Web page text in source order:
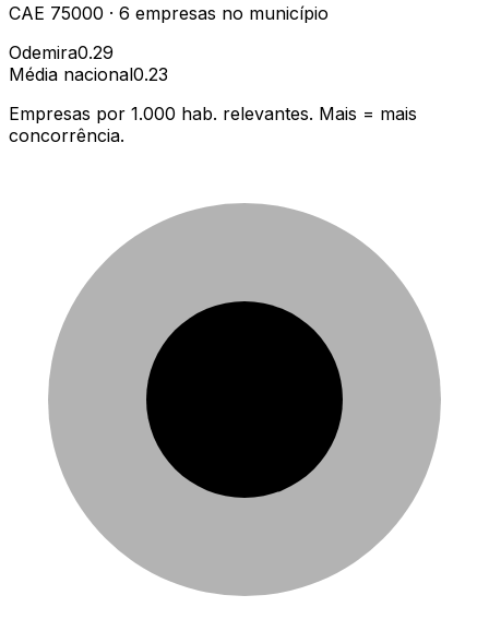
CAE 75000 · 6 empresas no município
Odemira0.29
Média nacional0.23
Empresas por 1.000 hab. relevantes. Mais = mais
concorrência.